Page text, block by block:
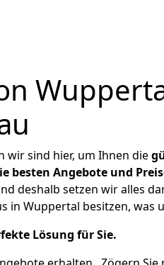
wir sind hier, um Ihnen die
besten Angebote und
deshalb setzen wir alles
in Wuppertal besitzen, was
Lösung für Sie.